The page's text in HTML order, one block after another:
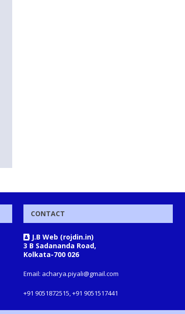
CONTACT
J.B Web (rojdin.in)
3 B Sadananda Road,
Kolkata-700 026
Email: acharya.piyali@gmail.com
+91 9051872515, +91 9051517441